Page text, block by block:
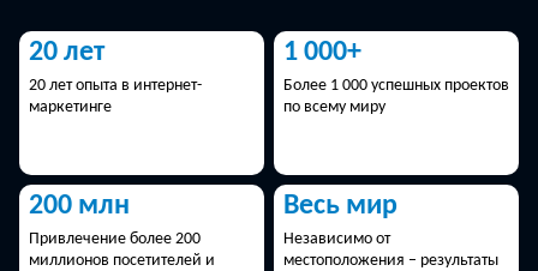
20 лет
20 лет опыта в интернет-
маркетинге
1 000+
Более 1 000 успешных проектов
по всему миру
200 млн
Привлечение более 200
миллионов посетителей и
Весь мир
Независимо от
местоположения – результаты